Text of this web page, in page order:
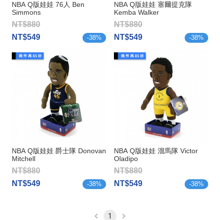
NBA Q版娃娃 76人 Ben
Simmons
NT$880
NT$549
-38%
NBA Q版娃娃 塞爾提克隊
Kemba Walker
NT$880
NT$549
-38%
NBA Q版娃娃 爵士隊 Donovan
Mitchell
NT$880
NT$549
-38%
NBA Q版娃娃 溜馬隊 Victor
Oladipo
NT$880
NT$549
-38%
1